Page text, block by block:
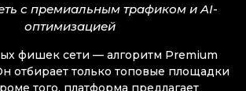
с премиальным трафиком и AI-
оптимизацией
фишек сети — алгоритм Premium
отбирает только топовые площадки
того, платформа предлагает